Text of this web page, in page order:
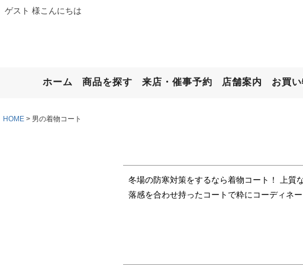
ゲスト 様こんにちは
ホーム 商品を探す 来店・催事予約 店舗案内 お買
HOME 男の着物コート
冬場の防寒対策をするなら着物コート！
上質
落感を合わせ持ったコートで粋にコーディネ